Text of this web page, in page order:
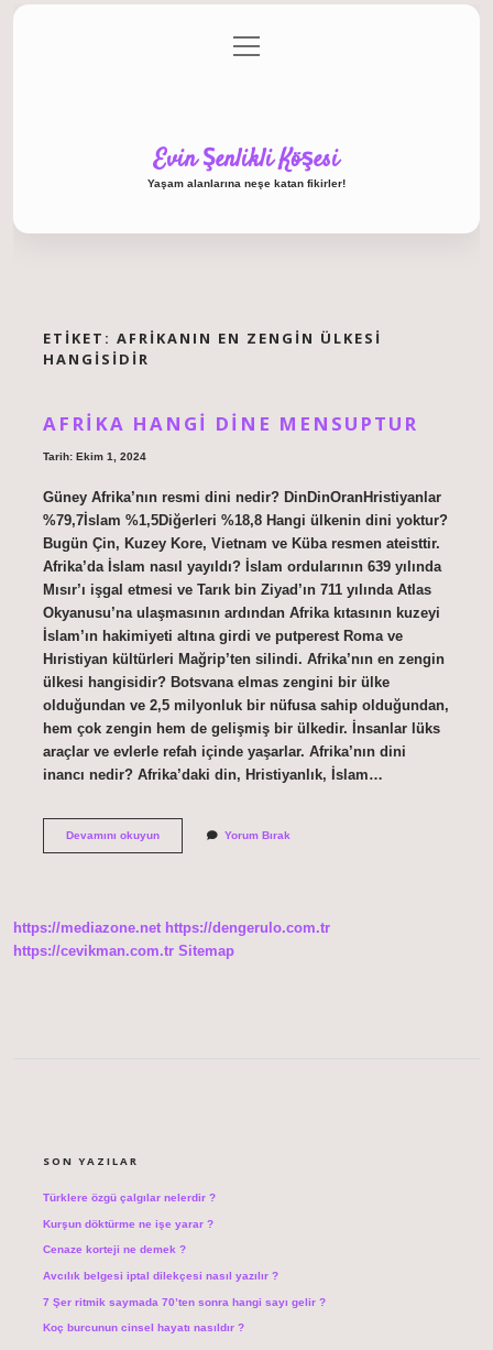
Gizlilik Politikası
menüyü
aç
Evin Şenlikli Köşesi
Yaşam alanlarına neşe katan fikirler!
ETIKET: AFRIKANIN EN ZENGIN ÜLKESI
HANGISIDIR
AFRIKA HANGI DINE MENSUPTUR
Tarih: Ekim 1, 2024
Güney Afrika’nın resmi dini nedir? DinDinOranHristiyanlar
%79,7İslam %1,5Diğerleri %18,8 Hangi ülkenin dini yoktur?
Bugün Çin, Kuzey Kore, Vietnam ve Küba resmen ateisttir.
Afrika’da İslam nasıl yayıldı? İslam ordularının 639 yılında
Mısır’ı işgal etmesi ve Tarık bin Ziyad’ın 711 yılında Atlas
Okyanusu’na ulaşmasının ardından Afrika kıtasının kuzeyi
İslam’ın hakimiyeti altına girdi ve putperest Roma ve
Hıristiyan kültürleri Mağrip’ten silindi. Afrika’nın en zengin
ülkesi hangisidir? Botsvana elmas zengini bir ülke
olduğundan ve 2,5 milyonluk bir nüfusa sahip olduğundan,
hem çok zengin hem de gelişmiş bir ülkedir. İnsanlar lüks
araçlar ve evlerle refah içinde yaşarlar. Afrika’nın dini
inancı nedir? Afrika’daki din, Hristiyanlık, İslam…
Devamını okuyunAfrika
Yorum Bırak
https://mediazone.net https://dengerulo.com.tr
https://cevikman.com.tr Sitemap
SON YAZILAR
Türklere özgü çalgılar nelerdir ?
Kurşun döktürme ne işe yarar ?
Cenaze korteji ne demek ?
Avcılık belgesi iptal dilekçesi nasıl yazılır ?
7 Şer ritmik saymada 70’ten sonra hangi sayı gelir ?
Koç burcunun cinsel hayatı nasıldır ?